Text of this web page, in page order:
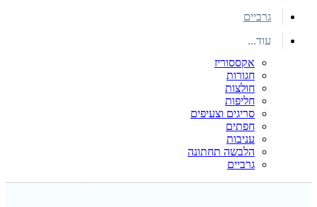
גרביים
עוד...
אקססוריז
חגורות
חולצות
חליפות
סריגים וצעיפים
חפתים
עניבות
הלבשה תחתונה
גרביים